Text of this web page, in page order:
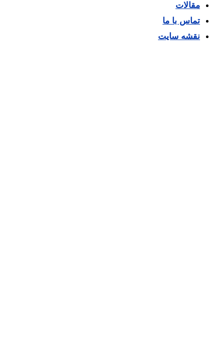
مقالات
تماس با ما
نقشه سایت